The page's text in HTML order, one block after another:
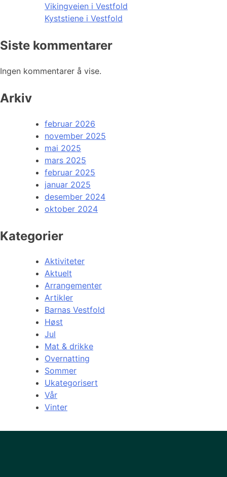
Vikingveien i Vestfold
Kyststiene i Vestfold
Siste kommentarer
Ingen kommentarer å vise.
Arkiv
februar 2026
november 2025
mai 2025
mars 2025
februar 2025
januar 2025
desember 2024
oktober 2024
Kategorier
Aktiviteter
Aktuelt
Arrangementer
Artikler
Barnas Vestfold
Høst
Jul
Mat & drikke
Overnatting
Sommer
Ukategorisert
Vår
Vinter